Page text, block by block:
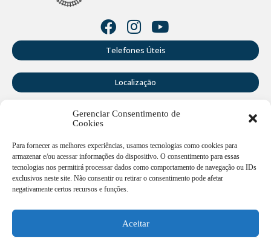
Gerenciar Consentimento de
Cookies
Para fornecer as melhores experiências, usamos tecnologias como cookies para
armazenar e/ou acessar informações do dispositivo. O consentimento para essas
tecnologias nos permitirá processar dados como comportamento de navegação ou IDs
exclusivos neste site. Não consentir ou retirar o consentimento pode afetar
negativamente certos recursos e funções.
Aceitar
Telefones Úteis
Localização
Perguntas Frequentes
Webmail
Rua Doutor Cruz Machado, 205 - Centro - União da Vitória -
PR
Atendimento de segunda a sexta-feira das 12:00h às